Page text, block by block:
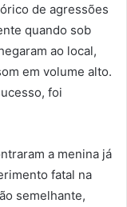
de agressões
quando sob
ao local,
em volume alto.
foi
a menina já
fatal na
semelhante,